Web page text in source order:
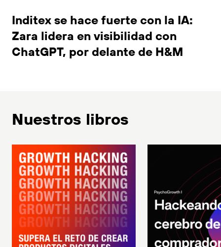
Inditex se hace fuerte con la IA:
Zara lidera en visibilidad con
ChatGPT, por delante de H&M
Nuestros libros